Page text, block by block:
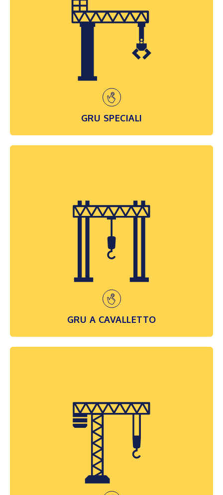
GRU SPECIALI
Queste macchine sono contraddistinte da
una forte caratterizzazione tecnica,
costruttiva e prestazionale, legata ad una
specifica applicazione richiesta dal cliente.
In questa categoria possiamo raggruppare
GRU A CAVALLETTO
Costituiscono una variante specifica delle
gru a ponte e si caratterizzano per avere
una o due gambe di appoggio a terra,
pertanto sono sistemi di sollevamento non
più completamente scorrevoli in quota...
Queste gru, nella versione “serie leggera” e
“serie pesante”, sono una soluzione
congeniale ed economica per la
movimentazione in aree di lavoro
circoscritte e, generalmente, prestano il
loro servizio a integrazione di gru a ponte...